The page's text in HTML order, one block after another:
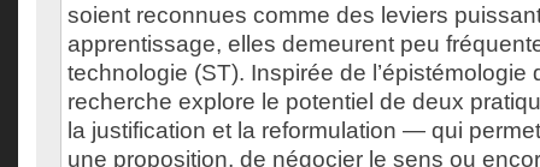
soient reconnues comme des leviers
apprentissage, elles demeurent peu
technologie (ST). Inspirée de l’épistémologie
recherche explore le potentiel de deux
la justification et la reformulation — qui
une proposition, de négocier le sens ou